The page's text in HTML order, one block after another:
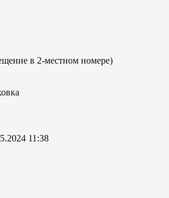
в 2-местном номере)
11:38